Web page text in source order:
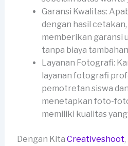
Garansi Kwalitas:
dengan hasil
memberikan garansi
tanpa biaya
Layanan Fotografi:
layanan fotografi
pemotretan siswa
menetapkan foto-
memiliki kualitas
Dengan Kita Creativeshoot